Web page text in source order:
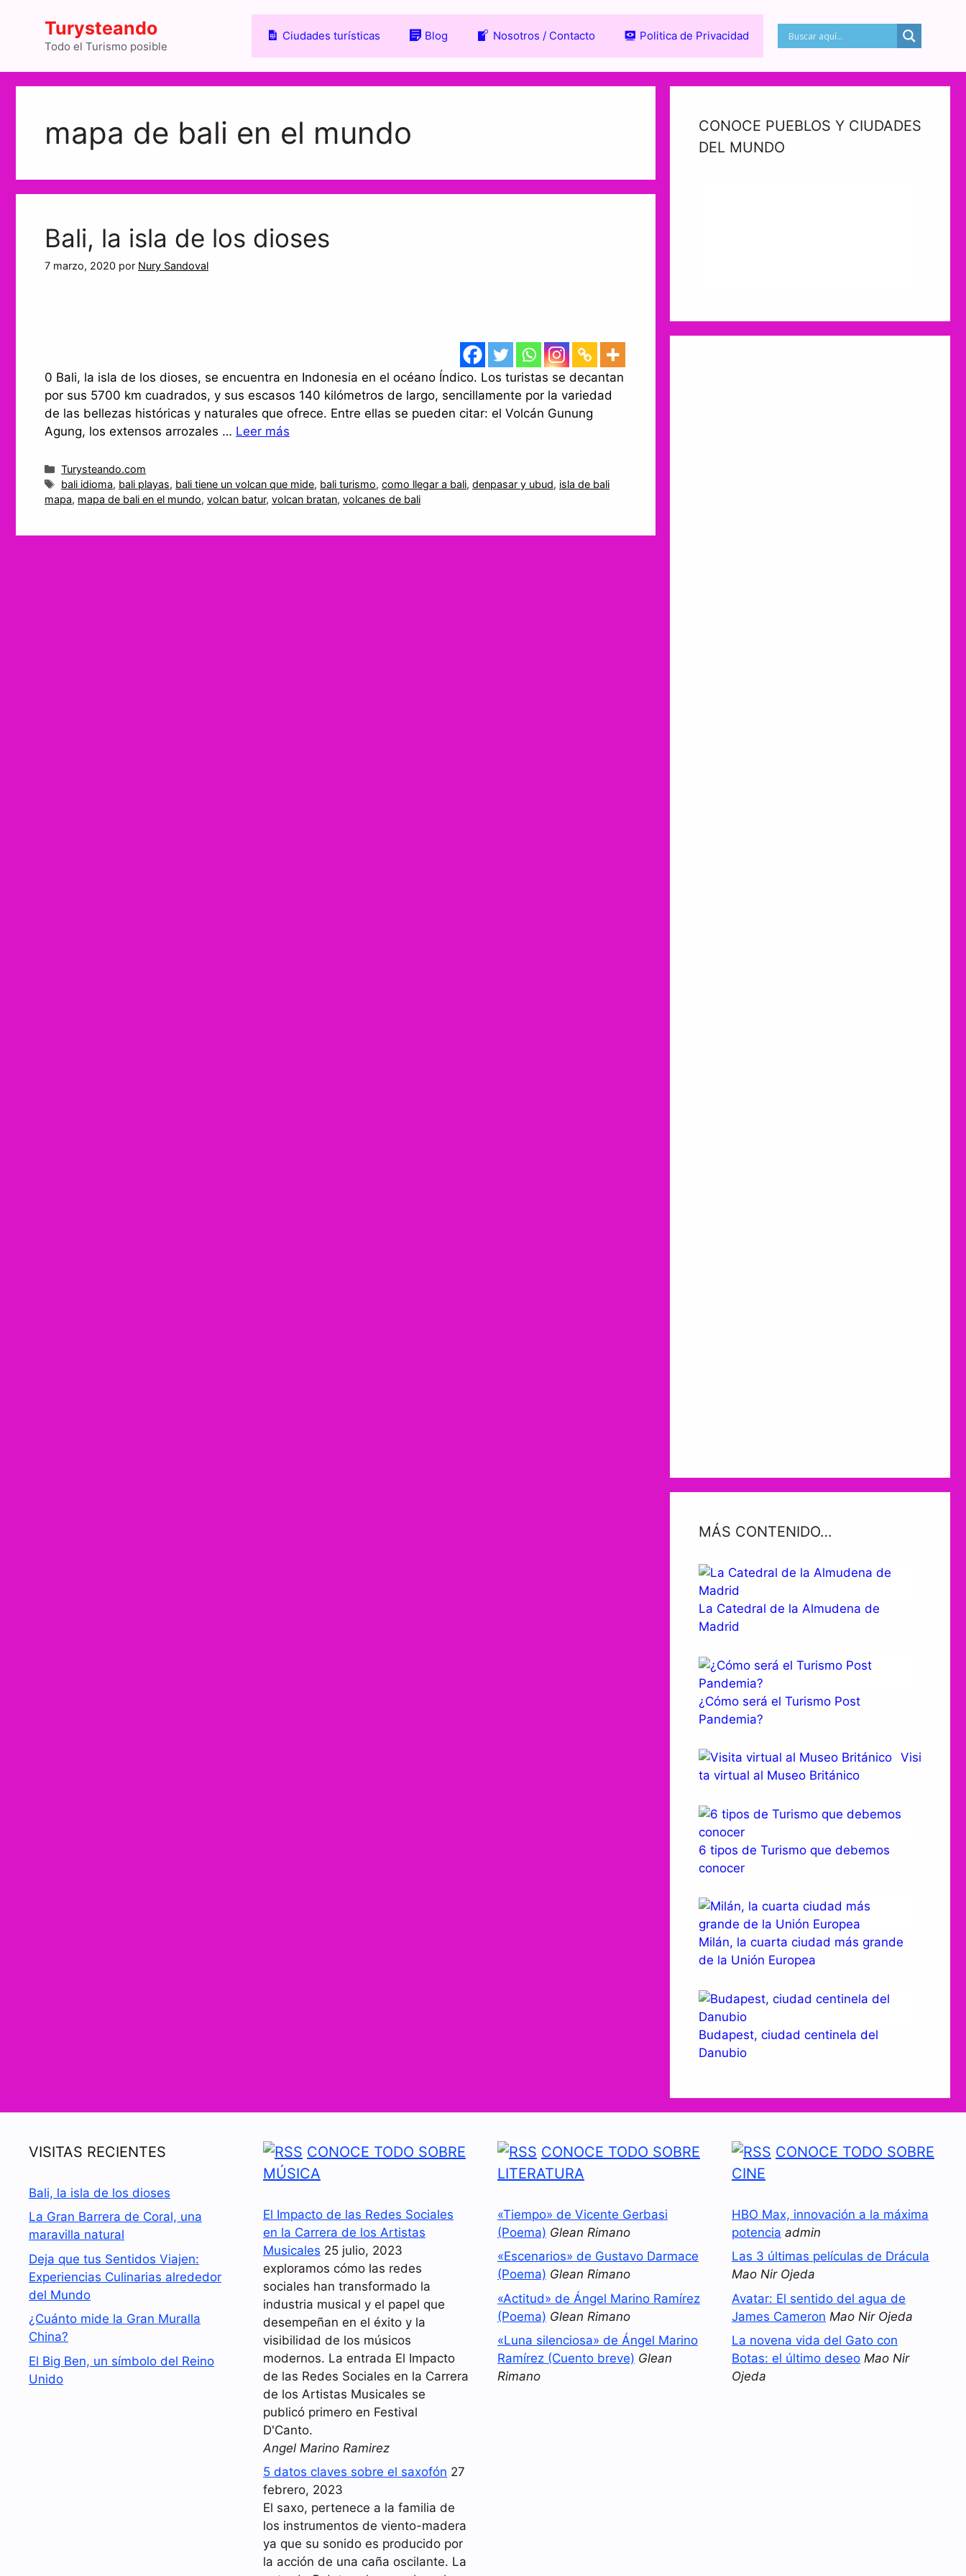
contenido
Turysteando
Todo el Turismo posible
Ciudades turísticas Blog Nosotros / Contacto Politica de Privacidad
mapa de bali en el mundo
Bali, la isla de los dioses
7 marzo, 2020 por Nury Sandoval
0 Bali, la isla de los dioses, se encuentra en Indonesia en el océano Índico. Los turistas se decantan
por sus 5700 km cuadrados, y sus escasos 140 kilómetros de largo, sencillamente por la variedad
de las bellezas históricas y naturales que ofrece. Entre ellas se pueden citar: el Volcán Gunung
Agung, los extensos arrozales … Leer más
Categorías
Turysteando.com
Etiquetas
bali idioma, bali playas, bali tiene un volcan que mide, bali turismo,como llegar a bali,denpasar y ubud, isla de bali
mapa, mapa de bali en el mundo, volcan batur, volcan bratan, volcanes de bali
CONOCE PUEBLOS Y CIUDADES
DEL MUNDO
MÁS CONTENIDO…
La Catedral de la Almudena de
Madrid
¿Cómo será el Turismo Post
Pandemia?
Visi
ta virtual al Museo Británico
6 tipos de Turismo que debemos
conocer
Milán, la cuarta ciudad más grande
de la Unión Europea
Budapest, ciudad centinela del
Danubio
VISITAS RECIENTES
Bali, la isla de los dioses
La Gran Barrera de Coral, una
maravilla natural
Deja que tus Sentidos Viajen:
Experiencias Culinarias alrededor
del Mundo
¿Cuánto mide la Gran Muralla
China?
El Big Ben, un símbolo del Reino
Unido
CONOCE TODO SOBRE
MÚSICA
El Impacto de las Redes Sociales
en la Carrera de los Artistas
Musicales 25 julio, 2023
exploramos cómo las redes
sociales han transformado la
industria musical y el papel que
desempeñan en el éxito y la
visibilidad de los músicos
modernos. La entrada El Impacto
de las Redes Sociales en la Carrera
de los Artistas Musicales se
publicó primero en Festival
D'Canto.
Angel Marino Ramirez
5 datos claves sobre el saxofón 27
febrero, 2023
El saxo, pertenece a la familia de
los instrumentos de viento-madera
ya que su sonido es producido por
la acción de una caña oscilante. La
CONOCE TODO SOBRE
LITERATURA
«Tiempo» de Vicente Gerbasi
(Poema) Glean Rimano
«Escenarios» de Gustavo Darmace
(Poema) Glean Rimano
«Actitud» de Ángel Marino Ramírez
(Poema) Glean Rimano
«Luna silenciosa» de Ángel Marino
Ramírez (Cuento breve) Glean
Rimano
CONOCE TODO SOBRE
CINE
HBO Max, innovación a la máxima
potencia admin
Las 3 últimas películas de Drácula
Mao Nir Ojeda
Avatar: El sentido del agua de
James Cameron Mao Nir Ojeda
La novena vida del Gato con
Botas: el último deseo Mao Nir
Ojeda